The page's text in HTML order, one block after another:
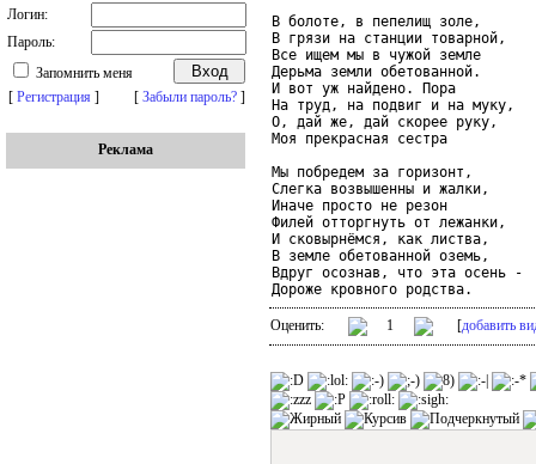
Логин:
Пароль:
Запомнить меня
[ Регистрация ] [ Забыли пароль? ]
Реклама
В болоте, в пепелищ золе,
В грязи на станции товарной,
Все ищем мы в чужой земле
Дерьма земли обетованной.
И вот уж найдено. Пора
На труд, на подвиг и на муку,
О, дай же, дай скорее руку,
Моя прекрасная сестра
Мы побредем за горизонт,
Слегка возвышенны и жалки,
Иначе просто не резон
Филей отторгнуть от лежанки,
И сковырнёмся, как листва,
В земле обетованной оземь,
Вдруг осознав, что эта осень -
Дороже кровного родства.
Оценить: 1 [добавить